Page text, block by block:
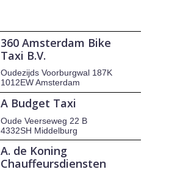
360 Amsterdam Bike
Taxi B.V.
Oudezijds Voorburgwal 187K
1012EW Amsterdam
A Budget Taxi
Oude Veerseweg 22 B
4332SH Middelburg
A. de Koning
Chauffeursdiensten